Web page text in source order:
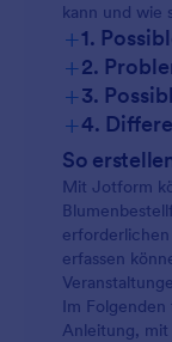
kann und wie
+1.
+2.
+3.
+4.
So
Mit Jotform
erfassen
Im
Anleitung, mit